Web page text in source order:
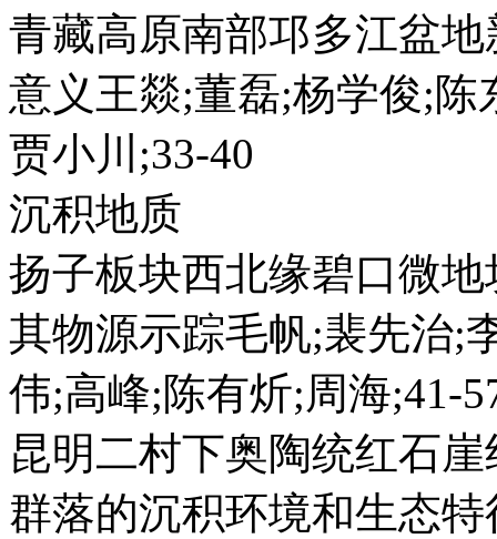
青藏高原南部邛多江盆
意义王燚;董磊;杨学俊;
贾小川;33-40
沉积地质
扬子板块西北缘碧口微
其物源示踪毛帆;裴先治;
伟;高峰;陈有炘;周海;41-
昆明二村下奥陶统红石崖
群落的沉积环境和生态